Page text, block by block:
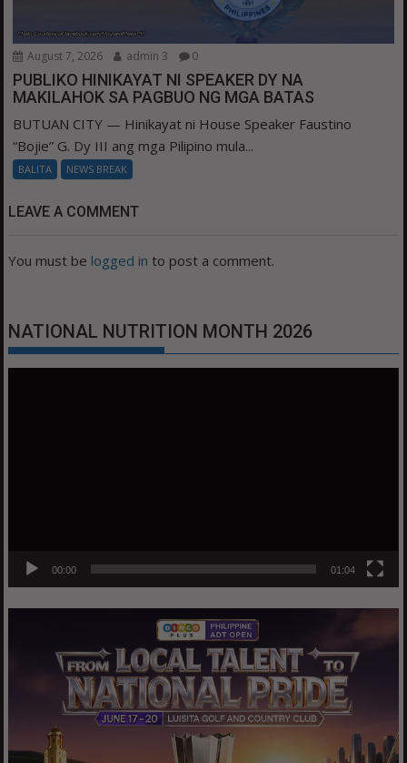
August 7, 2026 admin 3 0
PUBLIKO HINIKAYAT NI SPEAKER DY NA
MAKILAHOK SA PAGBUO NG MGA BATAS
BUTUAN CITY — Hinikayat ni House Speaker Faustino
“Bojie” G. Dy III ang mga Pilipino mula...
BALITA NEWS BREAK
LEAVE A COMMENT
You must be logged in to post a comment.
NATIONAL NUTRITION MONTH 2026
00:00 01:04